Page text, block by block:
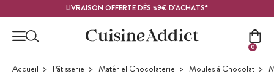
LIVRAISON OFFERTE DÈS 59€ D'ACHATS*
0
Accueil Pâtisserie Matériel Chocolaterie Moules à Chocolat